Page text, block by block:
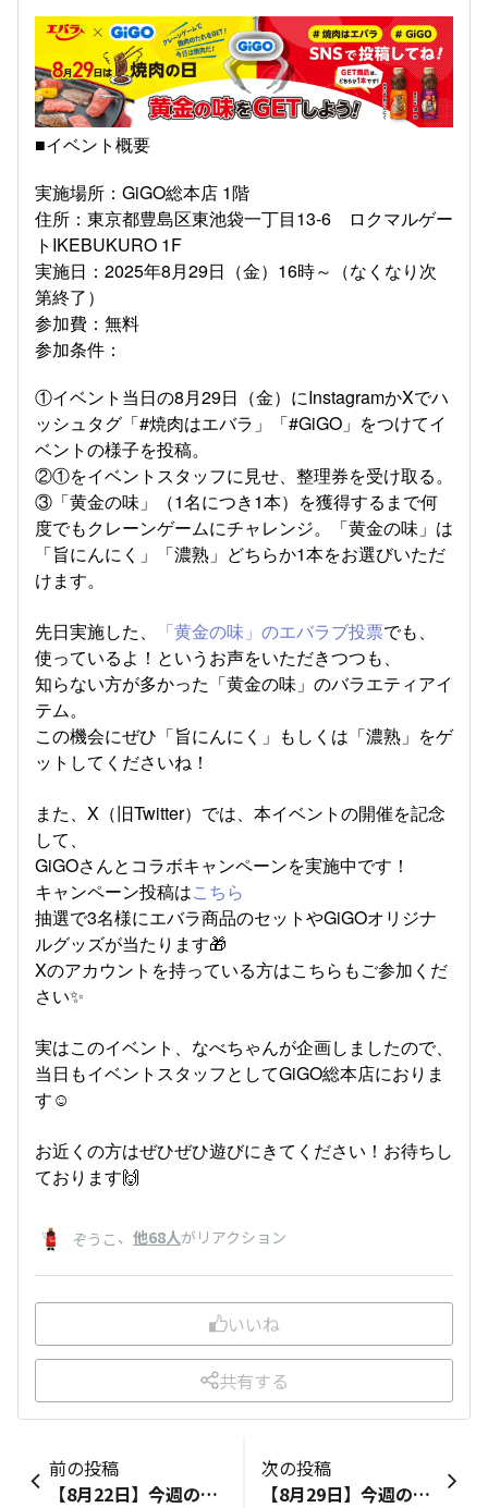
■イベント概要
実施場所：GiGO総本店 1階
住所：東京都豊島区東池袋一丁目13-6 ロクマルゲー
トIKEBUKURO 1F
実施日：2025年8月29日（金）16時～（なくなり次
第終了）
参加費：無料
参加条件：
①イベント当日の8月29日（金）にInstagramかXでハ
ッシュタグ「#焼肉はエバラ」「#GiGO」をつけてイ
ベントの様子を投稿。
②①をイベントスタッフに見せ、整理券を受け取る。
③「黄金の味」（1名につき1本）を獲得するまで何
度でもクレーンゲームにチャレンジ。「黄金の味」は
「旨にんにく」「濃熟」どちらか1本をお選びいただ
けます。
先日実施した、 「黄金の味」のエバラブ投票でも、
使っているよ！というお声をいただきつつも、
知らない方が多かった「黄金の味」のバラエティアイ
テム。
この機会にぜひ「旨にんにく」もしくは「濃熟」をゲ
ットしてくださいね！
また、X（旧Twitter）では、本イベントの開催を記念
して、
GiGOさんとコラボキャンペーンを実施中です！
キャンペーン投稿はこちら
抽選で3名様にエバラ商品のセットやGiGOオリジナ
ルグッズが当たります🎁
Xのアカウントを持っている方はこちらもご参加くだ
さい✨
実はこのイベント、なべちゃんが企画しましたので、
当日もイベントスタッフとしてGiGO総本店におりま
す☺️
お近くの方はぜひぜひ遊びにきてください！お待ちし
ております🙌
ぞうこ 、 他68人がリアクション
いいね
共有する
前の投稿
【8月22日】今週のおすすめレシピ
次の投稿
【8月29日】今週のおすすめレシピ